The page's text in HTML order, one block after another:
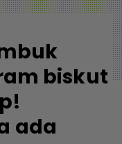
biskut
ada